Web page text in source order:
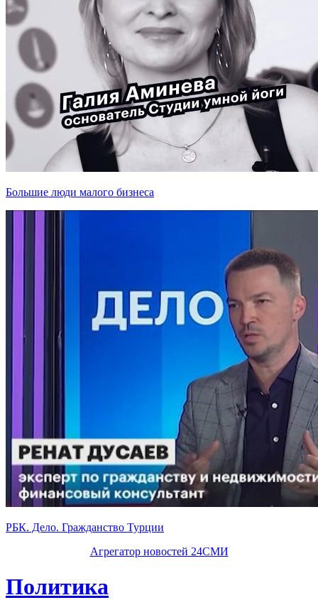
Большие люди малого бизнеса
РБК. Дело. Гражданство Турции
Агрегатор новостей 24СМИ
Политика